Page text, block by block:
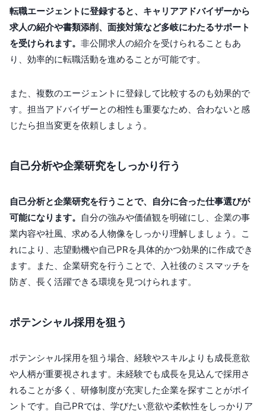
転職エージェントに登録すると、キャリアアドバイザーから
求人の紹介や書類添削、面接対策など多岐にわたるサポート
を受けられます。 非公開求人の紹介を受けられることもあ
り、効率的に転職活動を進めることが可能です。
また、複数のエージェントに登録して比較するのも効果的で
す。担当アドバイザーとの相性も重要なため、合わないと感
じたら担当変更を依頼しましょう。
自己分析や企業研究をしっかり行う
自己分析と企業研究を行うことで、自分に合った仕事選びが
可能になります。 自分の強みや価値観を明確にし、企業の事
業内容や社風、求める人物像をしっかり理解しましょう。こ
れにより、志望動機や自己PRを具体的かつ効果的に作成でき
ます。また、企業研究を行うことで、入社後のミスマッチを
防ぎ、長く活躍できる環境を見つけられます。
ポテンシャル採用を狙う
ポテンシャル採用を狙う場合、経験やスキルよりも成長意欲
や人柄が重要視されます。未経験でも成長を見込んで採用さ
れることが多く、研修制度が充実した企業を探すことがポイ
ントです。自己PRでは、学びたい意欲や柔軟性をしっかりア